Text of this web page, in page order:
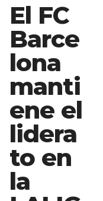
El FC
Barce
lona
manti
ene el
lidera
to en
la